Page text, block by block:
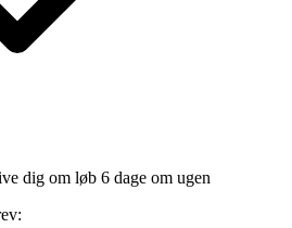
dig om løb 6 dage om ugen